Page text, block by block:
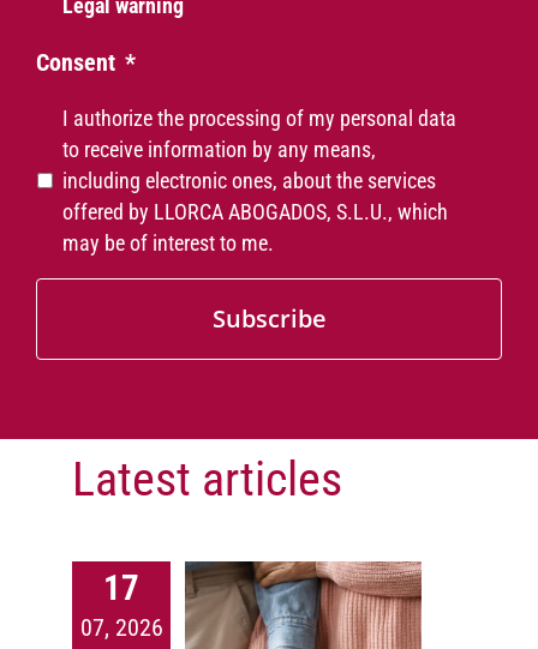
Legal warning
Consent *
I authorize the processing of my personal data
to receive information by any means,
including electronic ones, about the services
offered by LLORCA ABOGADOS, S.L.U., which
may be of interest to me.
Latest articles
17
07, 2026
hoy
quién nos